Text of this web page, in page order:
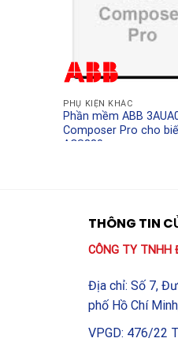
chất lượng sản
Ứng
Card truyền
thống tự động
Dây chuyền
thống cắt.
Các hệ thống
lượng và hiệu
Với sự kết hợp
PHỤ KIỆN KHÁC
Phần mềm ABB
Composer Pro cho
ACS880
THÔNG TIN
CÔNG TY TNHH
Địa chỉ: Số 7,
phố Hồ Chí
VPGD: 476/22